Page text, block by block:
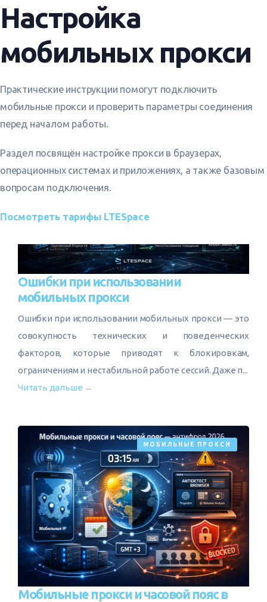
Тарифы
Статьи
English
Настройка
мобильных прокси
Практические инструкции помогут подключить
мобильные прокси и проверить параметры соединения
перед началом работы.
Раздел посвящён настройке прокси в браузерах,
операционных системах и приложениях, а также базовым
вопросам подключения.
Посмотреть тарифы LTESpace
Что изучить дальше
Как устроены мобильные прокси
Протоколы и безопасность соединения
Задачи, для которых используют прокси
Ошибки при использовании
мобильных прокси
Ошибки при использовании мобильных прокси — это
совокупность технических и поведенческих
факторов, которые приводят к блокировкам,
ограничениям и нестабильной работе сессий. Даже п...
Читать дальше →
МОБИЛЬНЫЕ ПРОКСИ
Мобильные прокси и часовой пояс в